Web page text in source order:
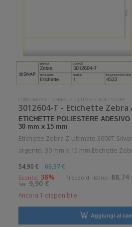
CONSUMABILI - ZEBRA - Z-ULTIMATE 3000T SILVER
ETICHETTE POLIESTERE ADESIVO
30 mm x 15 mm
Etichette Zebra Z-Ultimate 3000T
argento. 30 mm x 15 mm Etichette
per confezione. 4533 etichette per
poliestere con adesivo permanente.
Diametro esterno
54,90 € 60,57 €
Sconto: 38% Prezzo di listino: 88,74
Iva: 9,90 €
Ancora 1 disponibile
Aggiungi al